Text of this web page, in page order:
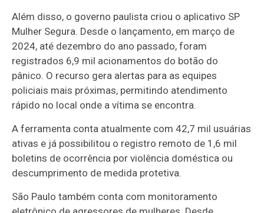
Além disso, o governo paulista criou o aplicativo SP
Mulher Segura. Desde o lançamento, em março de
2024, até dezembro do ano passado, foram
registrados 6,9 mil acionamentos do botão do
pânico. O recurso gera alertas para as equipes
policiais mais próximas, permitindo atendimento
rápido no local onde a vítima se encontra.
A ferramenta conta atualmente com 42,7 mil usuárias
ativas e já possibilitou o registro remoto de 1,6 mil
boletins de ocorrência por violência doméstica ou
descumprimento de medida protetiva.
São Paulo também conta com monitoramento